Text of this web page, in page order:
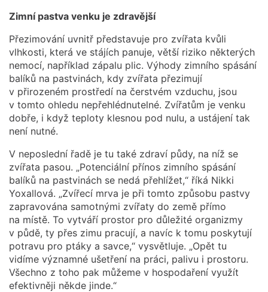
Zimní pastva venku je zdravější
Přezimování uvnitř představuje pro zvířata kvůli
vlhkosti, která ve stájích panuje, větší riziko některých
nemocí, například zápalu plic. Výhody zimního spásání
balíků na pastvinách, kdy zvířata přezimují
v přirozeném prostředí na čerstvém vzduchu, jsou
v tomto ohledu nepřehlédnutelné. Zvířatům je venku
dobře, i když teploty klesnou pod nulu, a ustájení tak
není nutné.
V neposlední řadě je tu také zdraví půdy, na níž se
zvířata pasou. „Potenciální přínos zimního spásání
balíků na pastvinách se nedá přehlížet,“ říká Nikki
Yoxallová. „Zvířecí mrva je při tomto způsobu pastvy
zapravována samotnými zvířaty do země přímo
na místě. To vytváří prostor pro důležité organizmy
v půdě, ty přes zimu pracují, a navíc k tomu poskytují
potravu pro ptáky a savce,“ vysvětluje. „Opět tu
vidíme významné ušetření na práci, palivu i prostoru.
Všechno z toho pak můžeme v hospodaření využít
efektivněji někde jinde.“